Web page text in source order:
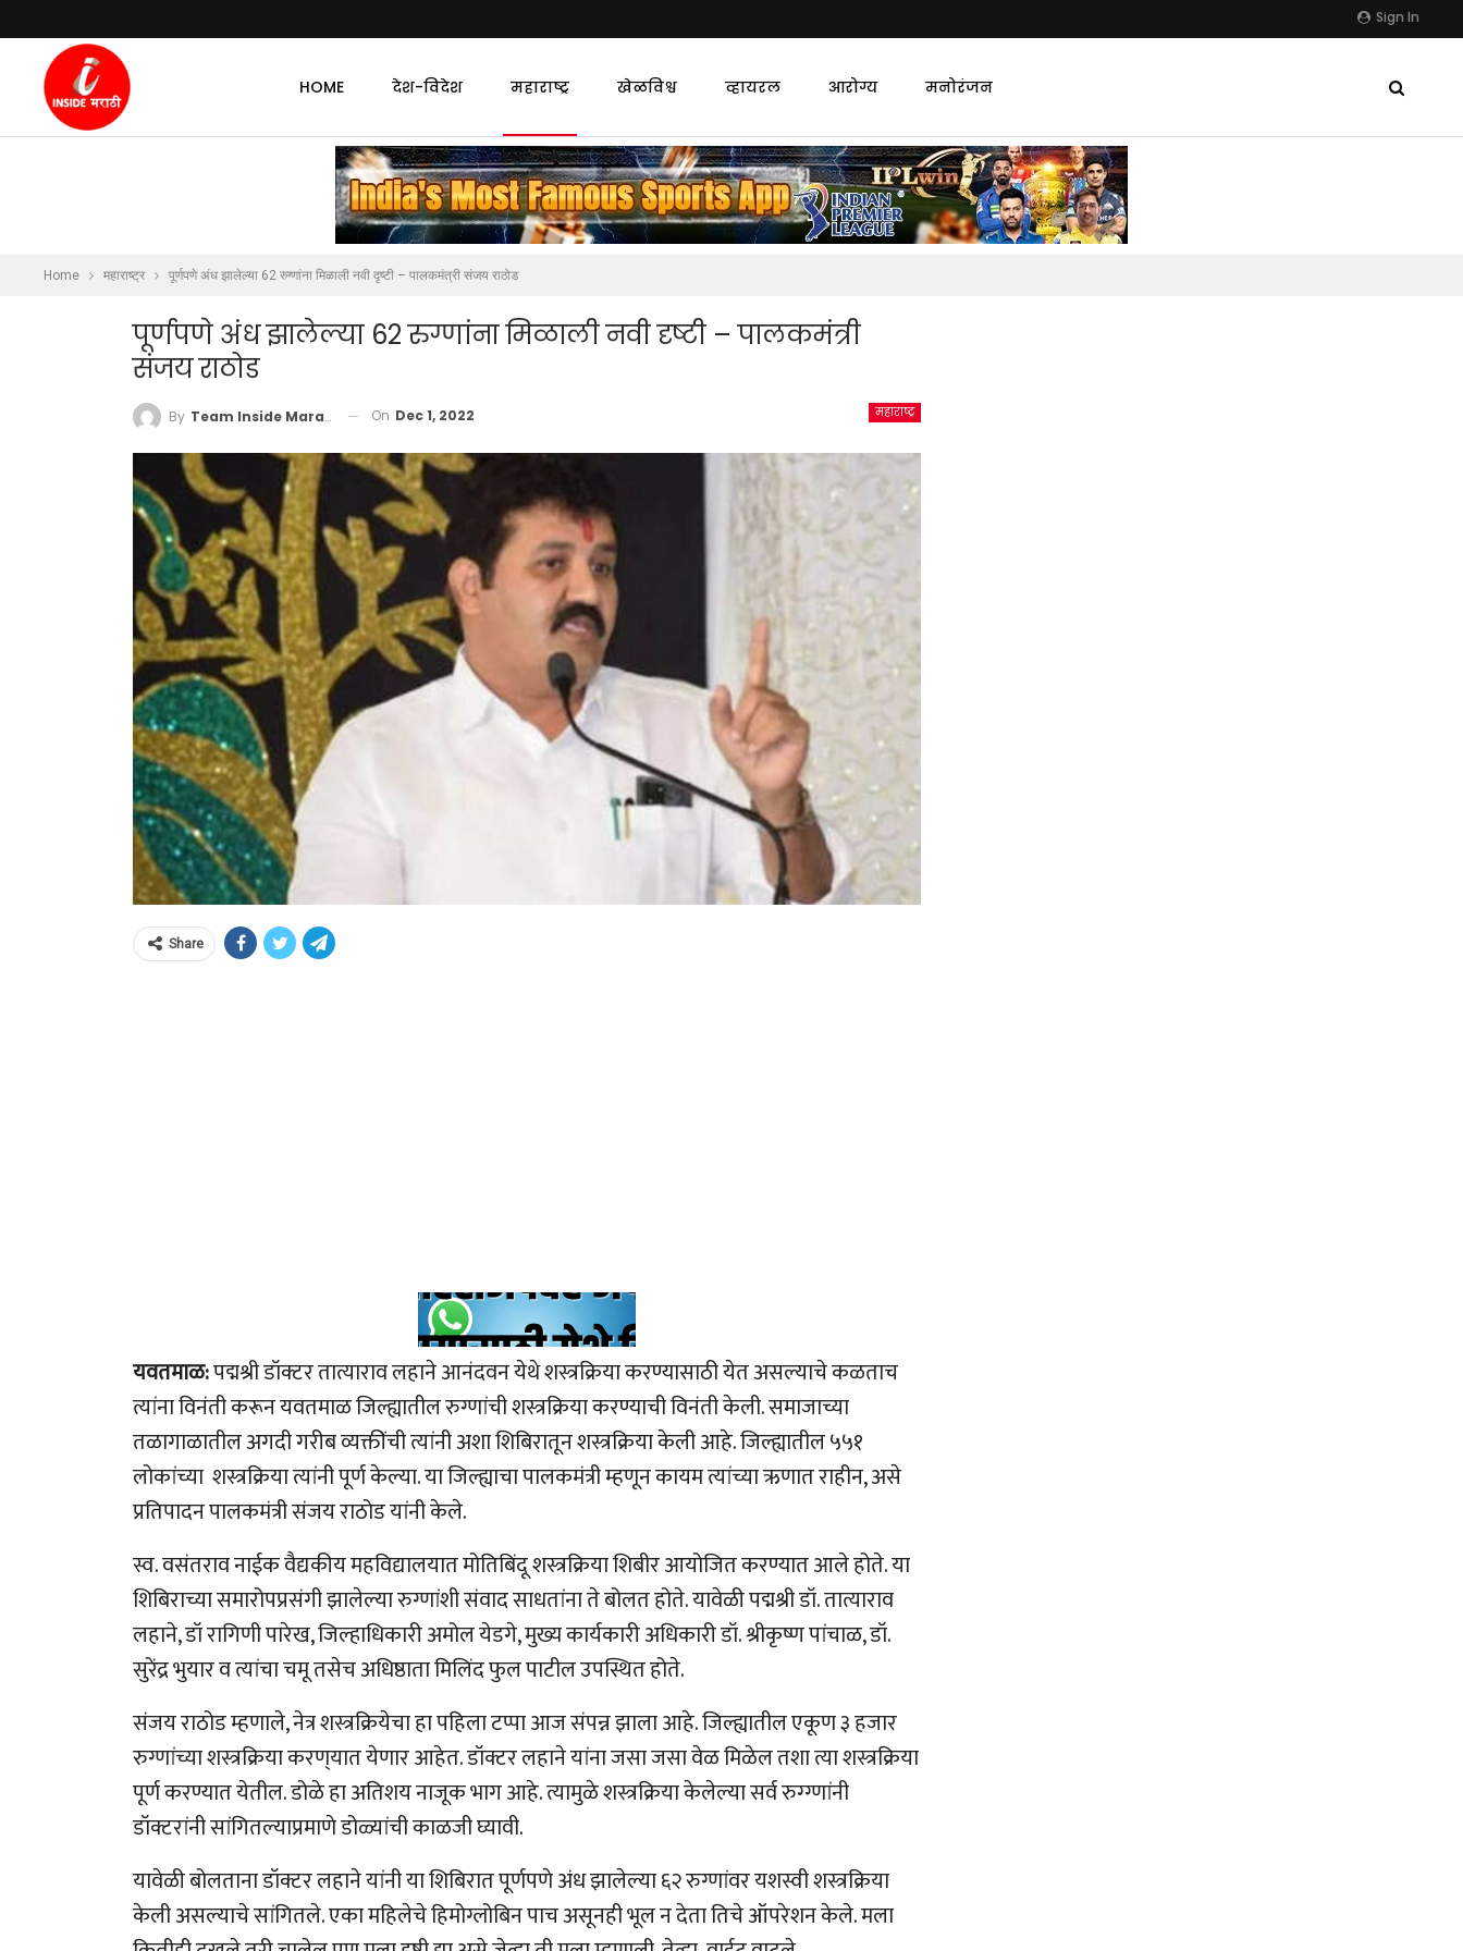
Sign In
HOME देश-विदेश महाराष्ट्र खेळविश्व व्हायरल आरोग्य मनोरंजन
Home महाराष्ट्र पूर्णपणे अंध झालेल्या 62 रुग्णांना मिळाली नवी दृष्टी – पालकमंत्री संजय राठोड
पूर्णपणे अंध झालेल्या 62 रुग्णांना मिळाली नवी दृष्टी – पालकमंत्री
संजय राठोड
महाराष्ट्र
By Team Inside Marathi On Dec 1, 2022
Share
यवतमाळ:पद्मश्री डॉक्टर तात्याराव लहाने आनंदवन येथे शस्त्रक्रिया करण्यासाठी येत असल्याचे कळताच
त्यांना विनंती करून यवतमाळ जिल्ह्यातील रुग्णांची शस्त्रक्रिया करण्याची विनंती केली. समाजाच्या
तळागाळातील अगदी गरीब व्यक्तींची त्यांनी अशा शिबिरातून शस्त्रक्रिया केली आहे. जिल्ह्यातील ५५१
लोकांच्या शस्त्रक्रिया त्यांनी पूर्ण केल्या. या जिल्ह्याचा पालकमंत्री म्हणून कायम त्यांच्या ऋणात राहीन, असे
प्रतिपादन पालकमंत्री संजय राठोड यांनी केले.
स्व. वसंतराव नाईक वैद्यकीय महविद्यालयात मोतिबिंदू शस्त्रक्रिया शिबीर आयोजित करण्यात आले होते. या
शिबिराच्या समारोपप्रसंगी झालेल्या रुग्णांशी संवाद साधतांना ते बोलत होते. यावेळी पद्मश्री डॉ. तात्याराव
लहाने, डॉ रागिणी पारेख, जिल्हाधिकारी अमोल येडगे, मुख्य कार्यकारी अधिकारी डॉ. श्रीकृष्ण पांचाळ, डॉ.
सुरेंद्र भुयार व त्यांचा चमू तसेच अधिष्ठाता मिलिंद फुल पाटील उपस्थित होते.
संजय राठोड म्हणाले, नेत्र शस्त्रक्रियेचा हा पहिला टप्पा आज संपन्न झाला आहे. जिल्ह्यातील एकूण ३ हजार
रुग्णांच्या शस्त्रक्रिया करण‌्यात येणार आहेत. डॉक्टर लहाने यांना जसा जसा वेळ मिळेल तशा त्या शस्त्रक्रिया
पूर्ण करण्यात येतील. डोळे हा अतिशय नाजूक भाग आहे. त्यामुळे शस्त्रक्रिया केलेल्या सर्व रुग्ग्णांनी
डॉक्टरांनी सांगितल्याप्रमाणे डोळ्यांची काळजी घ्यावी.
यावेळी बोलताना डॉक्टर लहाने यांनी या शिबिरात पूर्णपणे अंध झालेल्या ६२ रुग्णांवर यशस्वी शस्त्रक्रिया
केली असल्याचे सांगितले. एका महिलेचे हिमोग्लोबिन पाच असूनही भूल न देता तिचे ऑपरेशन केले. मला